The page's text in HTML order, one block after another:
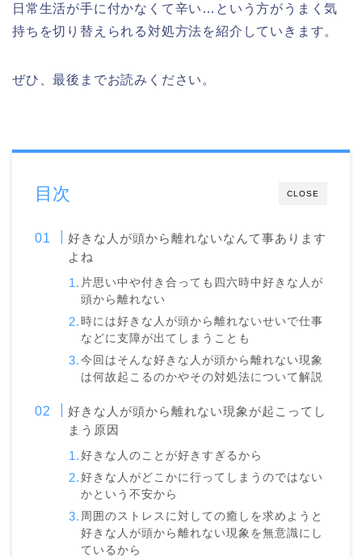
日常生活が手に付かなくて辛い…という方がうまく気
持ちを切り替えられる対処方法を紹介していきます。
ぜひ、最後までお読みください。
CLOSE
目次
好きな人が頭から離れないなんて事あります
よね
片思い中や付き合っても四六時中好きな人が
頭から離れない
時には好きな人が頭から離れないせいで仕事
などに支障が出てしまうことも
今回はそんな好きな人が頭から離れない現象
は何故起こるのかやその対処法について解説
好きな人が頭から離れない現象が起こってし
まう原因
好きな人のことが好きすぎるから
好きな人がどこかに行ってしまうのではない
かという不安から
周囲のストレスに対しての癒しを求めようと
好きな人が頭から離れない現象を無意識にし
ているから